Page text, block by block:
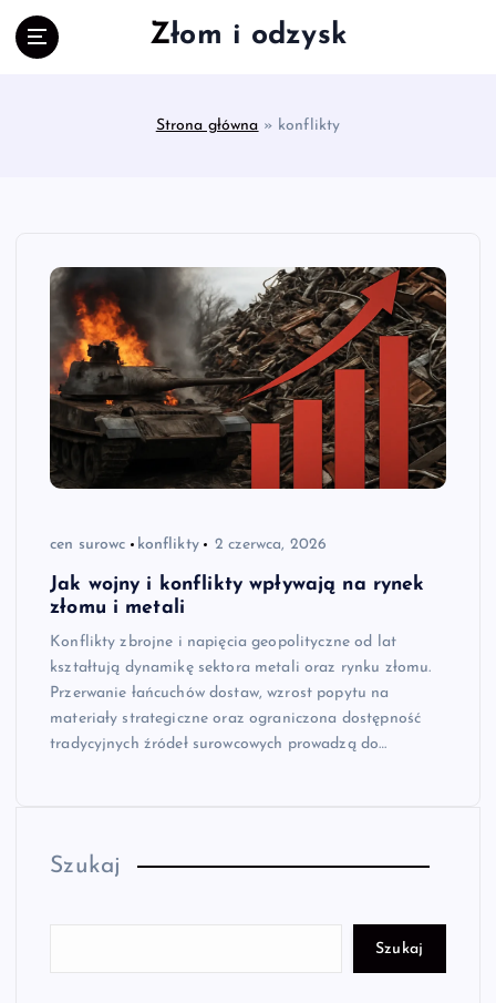
Złom i odzysk
Strona główna » konflikty
cen surowc konflikty 2 czerwca, 2026
Jak wojny i konflikty wpływają na rynek
złomu i metali
Konflikty zbrojne i napięcia geopolityczne od lat
kształtują dynamikę sektora metali oraz rynku złomu.
Przerwanie łańcuchów dostaw, wzrost popytu na
materiały strategiczne oraz ograniczona dostępność
tradycyjnych źródeł surowcowych prowadzą do…
Szukaj
Szukaj